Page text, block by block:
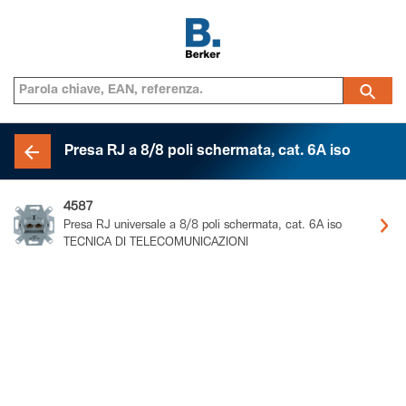
Presa RJ a 8/8 poli schermata, cat. 6A iso
4587
Presa RJ universale a 8/8 poli schermata, cat. 6A iso
TECNICA DI TELECOMUNICAZIONI